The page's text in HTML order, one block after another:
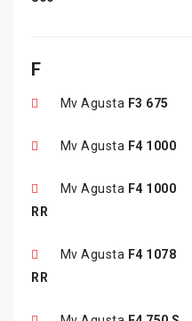
F
Mv Agusta F3 675
Mv Agusta F4 1000
Mv Agusta F4 1000
RR
Mv Agusta F4 1078
RR